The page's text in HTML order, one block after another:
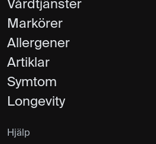
Vårdtjänster
Markörer
Allergener
Artiklar
Symtom
Longevity
Hjälp